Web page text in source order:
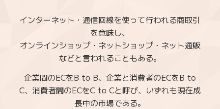
インターネット・通信回線を使って行われる商取引
を意味し、
オンラインショップ・ネットショップ・ネット通販
などと言われることもある。
企業間のECをB to B、企業と消費者のECをB to
C、消費者間のECをC to Cと呼び、いずれも現在成
長中の市場である。